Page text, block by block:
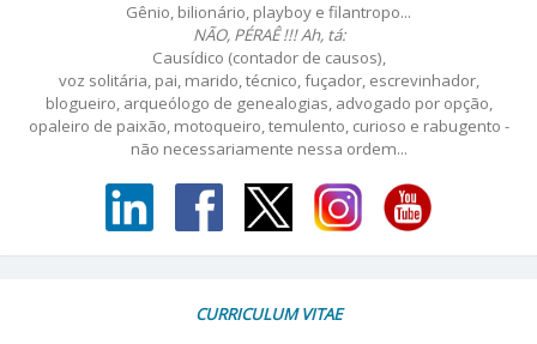
Gênio, bilionário, playboy e filantropo...
NÃO, PÉRAÊ !!! Ah, tá:
Causídico (contador de causos),
voz solitária, pai, marido, técnico, fuçador, escrevinhador,
blogueiro, arqueólogo de genealogias, advogado por opção,
opaleiro de paixão, motoqueiro, temulento, curioso e rabugento -
não necessariamente nessa ordem...
CURRICULUM VITAE